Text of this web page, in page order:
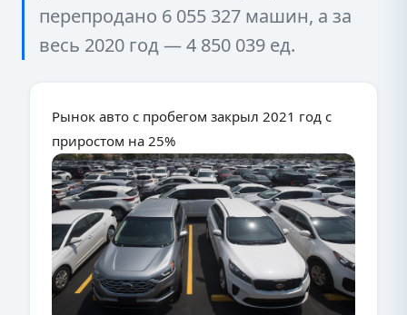
перепродано 6 055 327 машин, а за
весь 2020 год — 4 850 039 ед.
Рынок авто с пробегом закрыл 2021 год с
приростом на 25%